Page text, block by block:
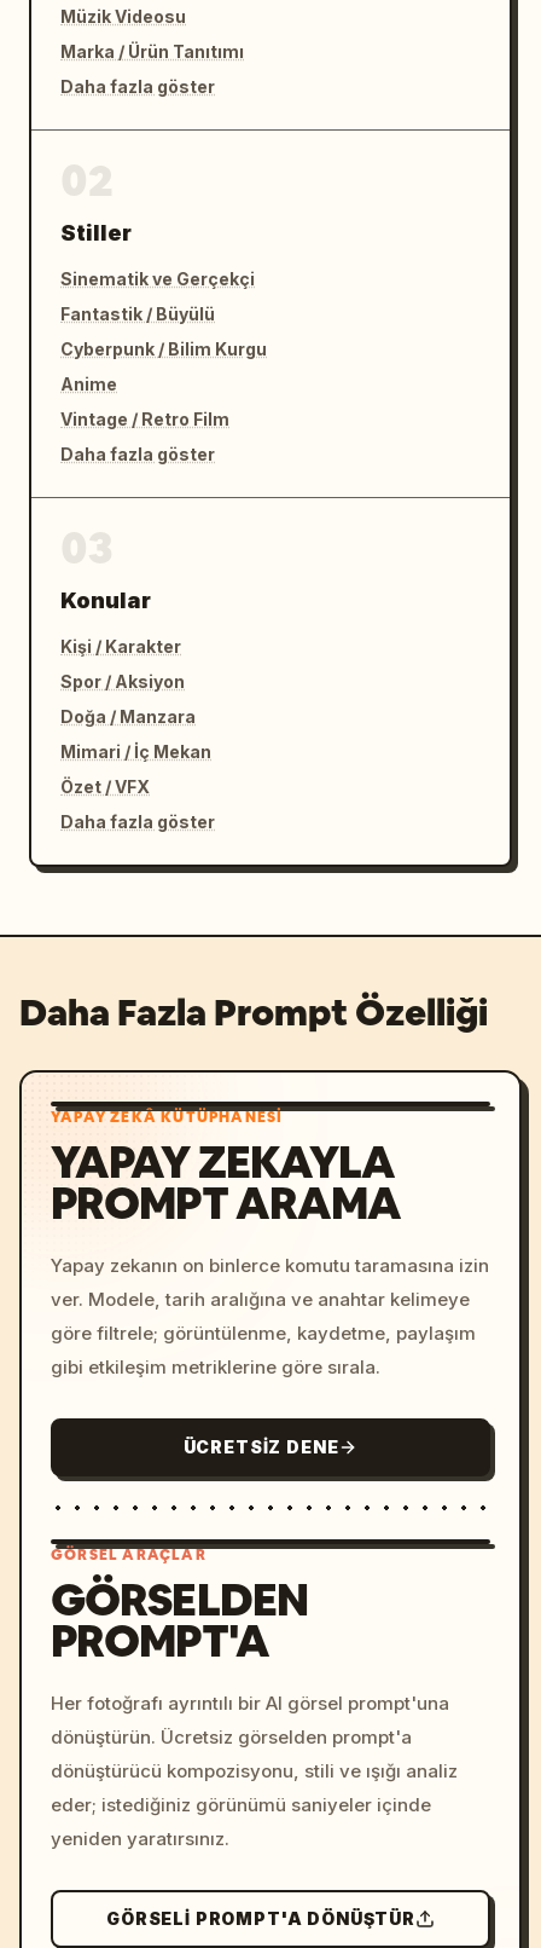
Müzik Videosu
Marka / Ürün Tanıtımı
Daha fazla göster
Stiller
Sinematik ve Gerçekçi
Fantastik / Büyülü
Cyberpunk / Bilim Kurgu
Anime
Vintage / Retro Film
Daha fazla göster
Konular
Kişi / Karakter
Spor / Aksiyon
Doğa / Manzara
Mimari / İç Mekan
Özet / VFX
Daha fazla göster
Daha Fazla Prompt Özelliği
YAPAY ZEKÂ KÜTÜPHANESI
YAPAY ZEKAYLA
PROMPT ARAMA
Yapay zekanın on binlerce komutu taramasına izin
ver. Modele, tarih aralığına ve anahtar kelimeye
göre filtrele; görüntülenme, kaydetme, paylaşım
gibi etkileşim metriklerine göre sırala.
ÜCRETSIZ DENE
colors, 8k --v 6.0
GÖRSEL ARAÇLAR
GÖRSELDEN
PROMPT'A
Her fotoğrafı ayrıntılı bir AI görsel prompt'una
dönüştürün. Ücretsiz görselden prompt'a
dönüştürücü kompozisyonu, stili ve ışığı analiz
eder; istediğiniz görünümü saniyeler içinde
yeniden yaratırsınız.
GÖRSELI PROMPT'A DÖNÜŞTÜR